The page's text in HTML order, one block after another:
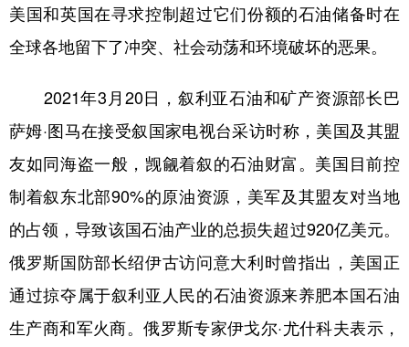
美国和英国在寻求控制超过它们份额的石油储备时在
全球各地留下了冲突、社会动荡和环境破坏的恶果。
2021年3月20日，叙利亚石油和矿产资源部长巴
萨姆·图马在接受叙国家电视台采访时称，美国及其盟
友如同海盗一般，觊觎着叙的石油财富。美国目前控
制着叙东北部90%的原油资源，美军及其盟友对当地
的占领，导致该国石油产业的总损失超过920亿美元。
俄罗斯国防部长绍伊古访问意大利时曾指出，美国正
通过掠夺属于叙利亚人民的石油资源来养肥本国石油
生产商和军火商。俄罗斯专家伊戈尔·尤什科夫表示，